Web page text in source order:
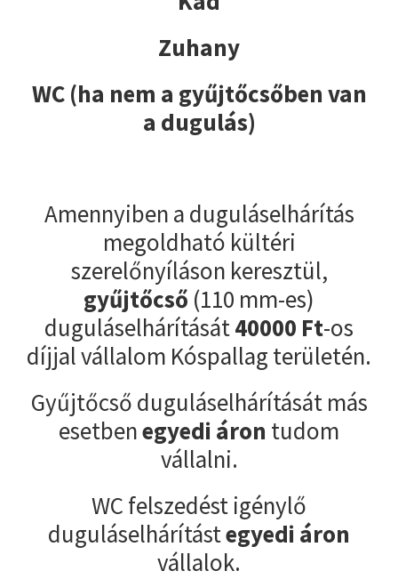
Zuhany
WC (ha nem a gyűjtőcsőben van
a dugulás)
Amennyiben a duguláselhárítás
megoldható kültéri
szerelőnyíláson keresztül,
gyűjtőcső (110 mm-es)
duguláselhárítását40000 Ft-os
díjjal vállalom Kóspallag területén.
Gyűjtőcső duguláselhárítását más
esetbenegyedi áron tudom
vállalni.
WC felszedést igénylő
duguláselhárítástegyedi áron
vállalok.